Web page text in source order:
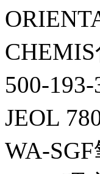
500-
JEOL
WA-